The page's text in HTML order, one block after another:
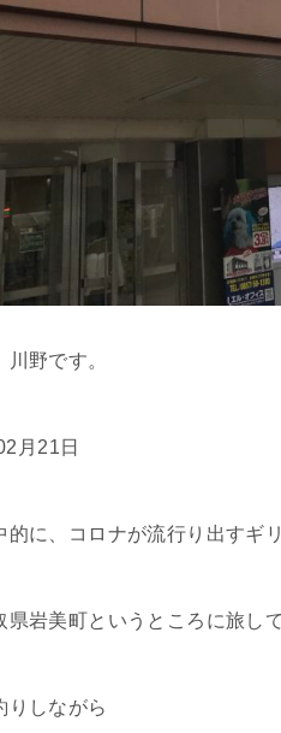
川野です。
月21日
的に、コロナが流行り出すギ
県岩美町というところに旅して
りしながら